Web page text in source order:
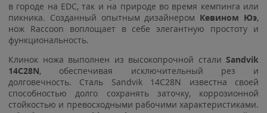
в городе на EDC, так и на природе во время кемпинга или
пикника. Созданный опытным дизайнером Кевином Юэ,
нож Raccoon воплощает в себе элегантную простоту и
функциональность.
Клинок ножа выполнен из высокопрочной стали Sandvik
14C28N, обеспечивая исключительный рез и
долговечность. Сталь Sandvik 14C28N известна своей
способностью долго сохранять заточку, коррозионной
стойкостью и превосходными рабочими характеристиками.